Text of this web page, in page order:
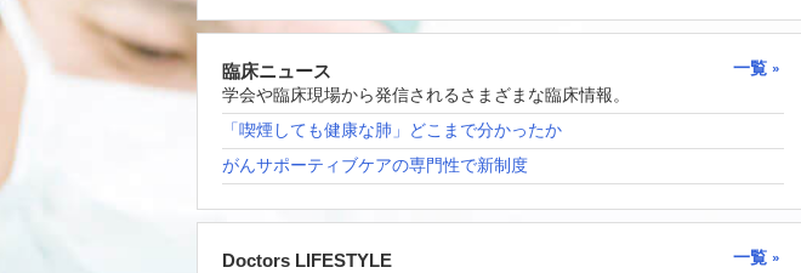
臨床ニュース
一覧
学会や臨床現場から発信されるさまざまな臨床情報。
「喫煙しても健康な肺」どこまで分かったか
がんサポーティブケアの専門性で新制度
Doctors LIFESTYLE
一覧